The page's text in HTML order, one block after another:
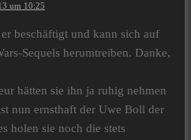
um 10:25
beschäftigt und kann sich auf
Sequels herumtreiben. Danke,
hätten sie ihn ja ruhig nehmen
nun ernsthaft der Uwe Boll der
holen sie noch die stets